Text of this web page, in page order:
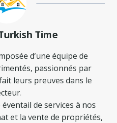
Time
d’une équipe de
passionnés par
leurs preuves dans le
de services à nos
et la vente de propriétés,